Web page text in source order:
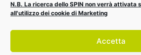
N.B. La ricerca dello SPIN non verrà attivata
all'utilizzo dei cookie di Marketing
Accetta
vademecum per startup, PMI e